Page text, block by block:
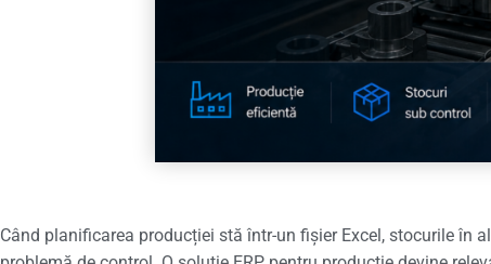
Când planificarea producției stă într-un fișier Excel, stocurile în